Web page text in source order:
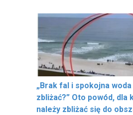
„Brak fal i spokojna
zbliżać?” Oto powód, dla
należy zbliżać się do